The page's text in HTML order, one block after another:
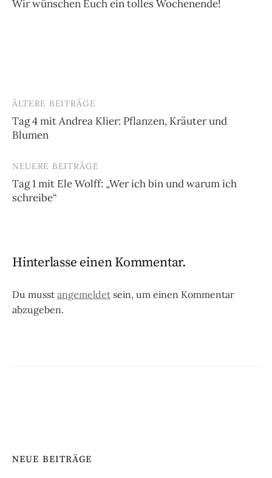
Wir wünschen Euch ein tolles Wochenende!
Beitragsnavigation
ÄLTERE BEITRÄGE
Tag 4 mit Andrea Klier: Pflanzen, Kräuter und
Blumen
NEUERE BEITRÄGE
Tag 1 mit Ele Wolff: „Wer ich bin und warum ich
schreibe“
Hinterlasse einen Kommentar.
Du musst angemeldet sein, um einen Kommentar
abzugeben.
NEUE BEITRÄGE